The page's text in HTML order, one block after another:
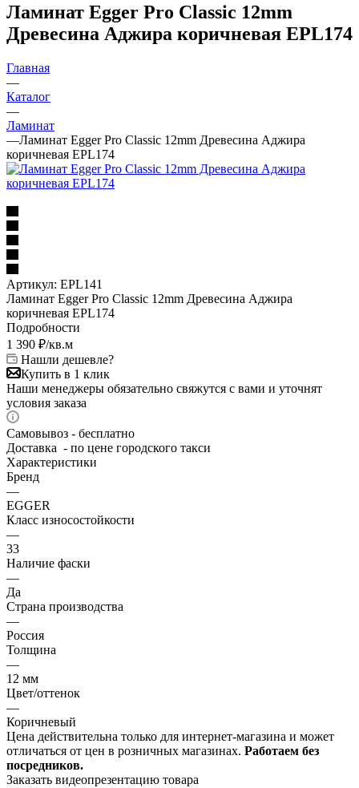
Ламинат Egger Pro Classic 12mm
Древесина Аджира коричневая EPL174
Главная
—
Каталог
—
Ламинат
—Ламинат Egger Pro Classic 12mm Древесина Аджира
коричневая EPL174
Артикул: EPL141
Ламинат Egger Pro Classic 12mm Древесина Аджира
коричневая EPL174
Подробности
1 390 ₽/кв.м
Нашли дешевле?
Купить в 1 клик
Наши менеджеры обязательно свяжутся с вами и уточнят
условия заказа
Самовывоз - бесплатно
Доставка - по цене городского такси
Характеристики
Бренд
—
EGGER
Класс износостойкости
—
33
Наличие фаски
—
Да
Страна производства
—
Россия
Толщина
—
12 мм
Цвет/оттенок
—
Коричневый
Цена действительна только для интернет-магазина и может
отличаться от цен в розничных магазинах. Работаем без
посредников.
Заказать видеопрезентацию товара